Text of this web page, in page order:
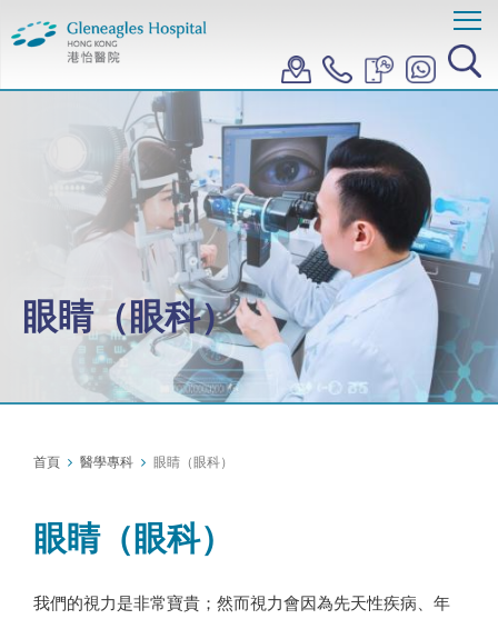
眼睛（眼科）
首頁 醫學專科 眼睛（眼科）
眼睛（眼科）
我們的視力是非常寶貴；然而視力會因為先天性疾病、年